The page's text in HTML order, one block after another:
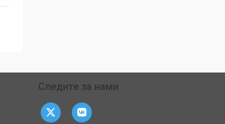
Следите за нами